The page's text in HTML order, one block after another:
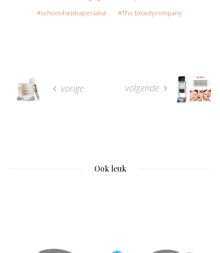
schoonheidsspecialist
The beautycompany
vorige volgende
Ook leuk